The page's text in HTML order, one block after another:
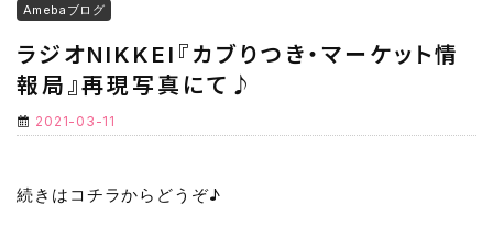
Amebaブログ
ラジオNIKKEI『カブりつき・マーケット情
報局』再現写真にて♪
2021-03-11
続きはコチラからどうぞ♪